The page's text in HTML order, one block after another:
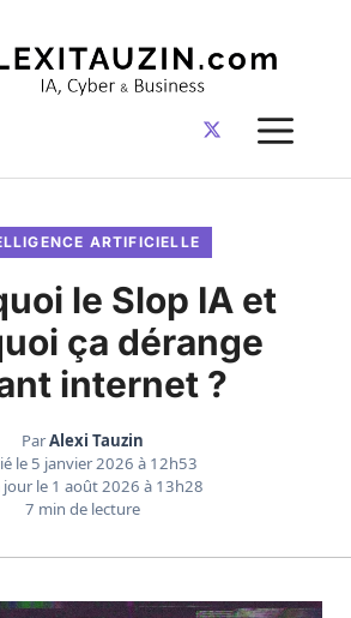
ARTIFICIELLE
le Slop IA et
ça dérange
internet ?
ParAlexi Tauzin
le 5 janvier 2026 à 12h53
jour le 1 août 2026 à 13h28
7 min de lecture